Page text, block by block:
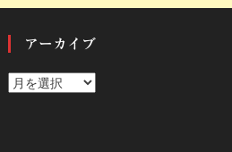
アーカイブ
ア